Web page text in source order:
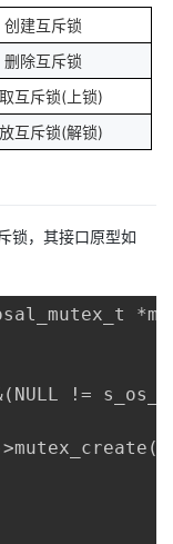
创建互斥锁
删除互斥锁
互斥锁(上锁)
互斥锁(解锁)
锁，其接口原型如
!=